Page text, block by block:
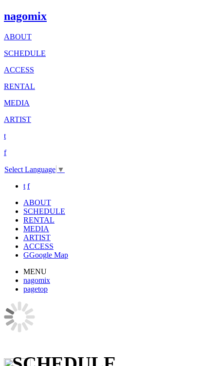
nagomix
ABOUT
SCHEDULE
ACCESS
RENTAL
MEDIA
ARTIST
t
f
Select Language ▼
t f
ABOUT
SCHEDULE
RENTAL
MEDIA
ARTIST
ACCESS
GGoogle Map
MENU
nagomix
pagetop